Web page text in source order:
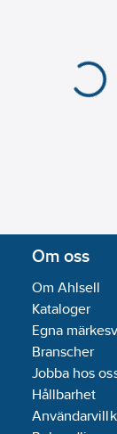
Om oss
Om Ahlsell
Kataloger
Egna
Branscher
Jobba hos
Hållbarhet